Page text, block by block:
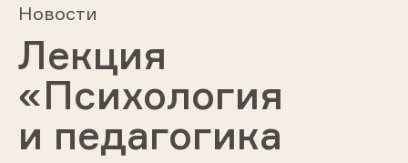
Новости
Лекция
«Психология
и педагогика